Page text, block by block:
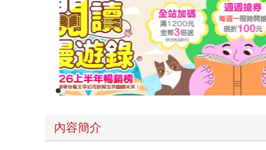
制，朝學霸之路邁進的第一步。
內容簡介